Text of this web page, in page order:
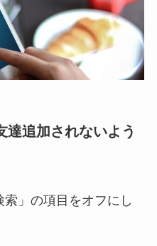
達追加されないよう
索」の項目をオフにし